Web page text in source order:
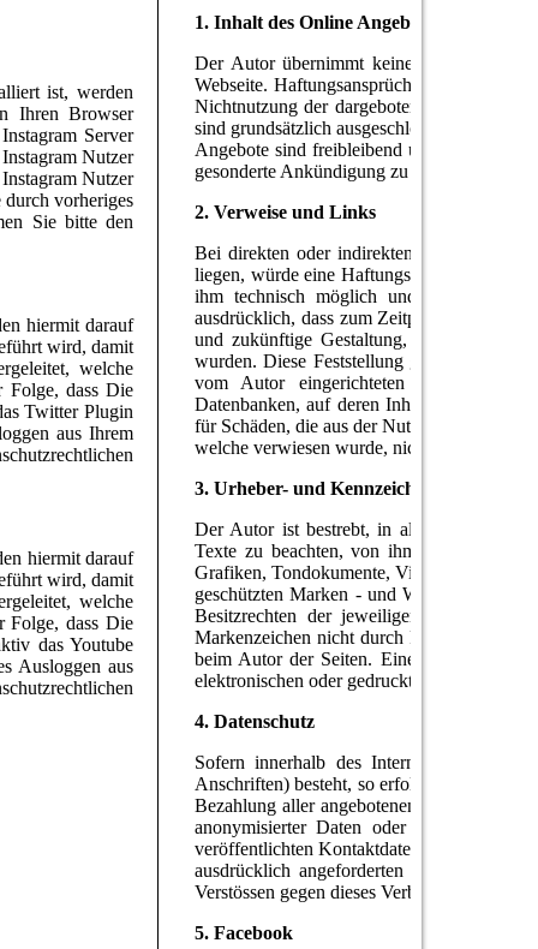
ist, werden
Ihren Browser
Server
Nutzer
Nutzer
vorheriges
Sie bitte den
hiermit darauf
wird, damit
welche
Folge, dass Die
Twitter Plugin
aus Ihrem
hiermit darauf
wird, damit
welche
Folge, dass Die
das Youtube
Ausloggen aus
1. Inhalt des Online Angebots
Der Autor übernimmt keinerlei Gewähr
Webseite. Haftungsansprüche gegen den
Nichtnutzung der dargebotenen
sind grundsätzlich ausgeschlossen, sofern
Angebote sind freibleibend und
gesonderte Ankündigung zu verändern, zu
2. Verweise und Links
Bei direkten oder indirekten Verweisen
liegen, würde eine Haftungsverpflichtung
ihm technisch möglich und zumutbar
ausdrücklich, dass zum Zeitpunkt der
und zukünftige Gestaltung, die Inhalte
wurden. Diese Feststellung gilt für alle
vom Autor eingerichteten
Datenbanken, auf deren Inhalt externe
für Schäden, die aus der Nutzung oder
welche verwiesen wurde, nicht derjenige,
3. Urheber- und Kennzeichenrecht
Der Autor ist bestrebt, in allen
Texte zu beachten, von ihm selbst
Grafiken, Tondokumente, Videosequenzen
geschützten Marken - und Warenzeichen
Besitzrechten der jeweiligen
Markenzeichen nicht durch Rechte Dritter
beim Autor der Seiten. Eine
elektronischen oder gedruckten
4. Datenschutz
Sofern innerhalb des Internetangebotes
Anschriften) besteht, so erfolgt die
Bezahlung aller angebotenen Dienste ist –
anonymisierter Daten oder eines
veröffentlichten Kontaktdaten wie
ausdrücklich angeforderten Informationen
Verstössen gegen dieses Verbot sind
5. Facebook